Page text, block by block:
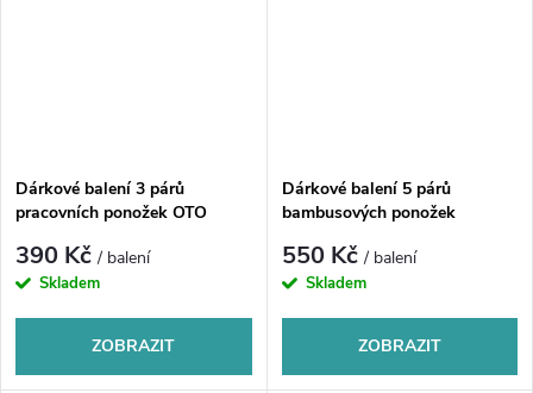
Dárkové balení 3 párů
pracovních ponožek OTO
390 Kč/ balení
Skladem
ZOBRAZIT
Dárkové balení 5 párů
bambusových ponožek
550 Kč/ balení
Skladem
ZOBRAZIT